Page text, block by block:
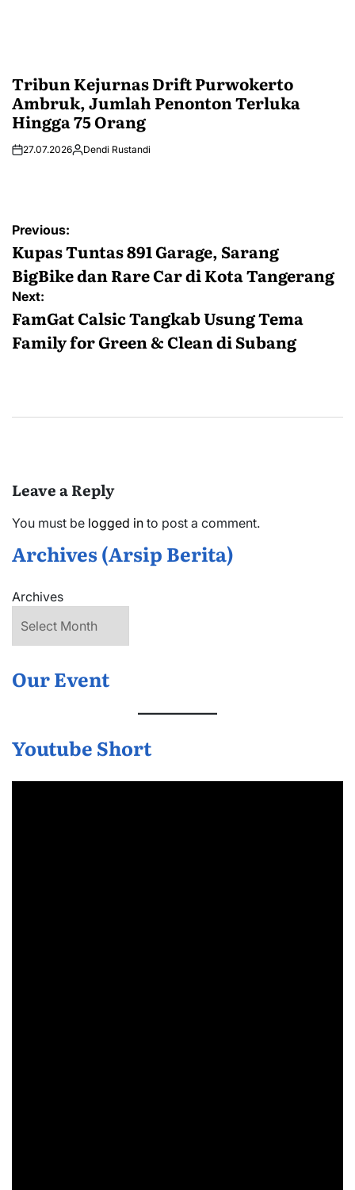
Tribun Kejurnas Drift Purwokerto
Ambruk, Jumlah Penonton Terluka
Hingga 75 Orang
27.07.2026 Dendi Rustandi
Post
navigation
Previous:
Kupas Tuntas 891 Garage, Sarang
BigBike dan Rare Car di Kota Tangerang
Next:
FamGat Calsic Tangkab Usung Tema
Family for Green & Clean di Subang
Leave a Reply
You must be logged in to post a comment.
Archives (Arsip Berita)
Archives
Our Event
Youtube Short